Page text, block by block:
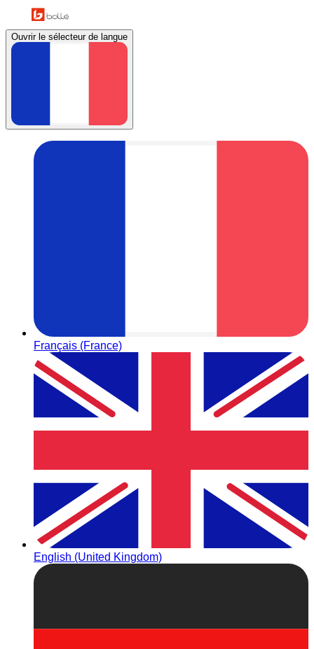
Ouvrir le sélecteur de langue
Français (France)
English (United Kingdom)